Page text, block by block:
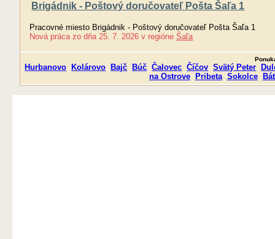
Brigádnik - Poštový doručovateľ Pošta Šaľa 1
Pracovné miesto Brigádnik - Poštový doručovateľ Pošta Šaľa 1
Nová práca zo dňa 25. 7. 2026 v regióne Šaľa
Hurbanovo Kolárovo Bajč Búč Čalovec Číčov Svätý Peter
na Ostrove
Pribeta Sokolce